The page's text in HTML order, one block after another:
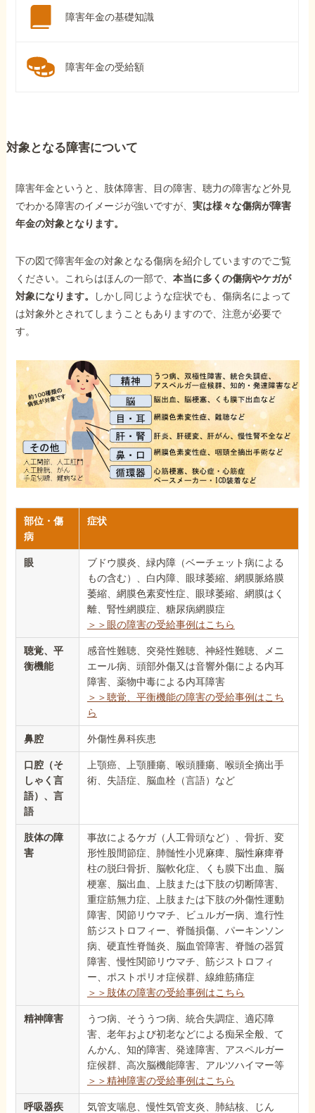
障害年金の基礎知識
障害年金の受給額
対象となる障害について
障害年金というと、肢体障害、目の障害、聴力の障害など外見
でわかる障害のイメージが強いですが、実は様々な傷病が障害
年金の対象となります。
下の図で障害年金の対象となる傷病を紹介していますのでご覧
ください。これらはほんの一部で、本当に多くの傷病やケガが
対象になります。
しかし同じような症状でも、傷病名によって
は対象外とされてしまうこともありますので、注意が必要で
す。
部位・傷
病
症状
眼
ブドウ膜炎、緑内障（ベーチェット病による
もの含む）、白内障、眼球萎縮、網膜脈絡膜
萎縮、網膜色素変性症、眼球萎縮、網膜はく
離、腎性網膜症、糖尿病網膜症
＞＞眼の障害の受給事例はこちら
聴覚、平
衡機能
感音性難聴、突発性難聴、神経性難聴、メニ
エール病、頭部外傷又は音響外傷による内耳
障害、薬物中毒による内耳障害
＞＞聴覚、平衡機能の障害の受給事例はこち
ら
鼻腔 外傷性鼻科疾患
口腔（そ
しゃく言
語）、言
語
上顎癌、上顎腫瘍、喉頭腫瘍、喉頭全摘出手
術、失語症、脳血栓（言語）など
肢体の障
害
事故によるケガ（人工骨頭など）、骨折、変
形性股間節症、肺髄性小児麻痺、脳性麻痺脊
柱の脱臼骨折、脳軟化症、くも膜下出血、脳
梗塞、脳出血、上肢または下肢の切断障害、
重症筋無力症、上肢または下肢の外傷性運動
障害、関節リウマチ、ビュルガー病、進行性
筋ジストロフィー、脊髄損傷、パーキンソン
病、硬直性脊髄炎、脳血管障害、脊髄の器質
障害、慢性関節リウマチ、筋ジストロフィ
ー、ポストポリオ症候群、線維筋痛症
＞＞肢体の障害の受給事例はこちら
精神障害
うつ病、そううつ病、統合失調症、適応障
害、老年および初老などによる痴呆全般、て
んかん、知的障害、発達障害、アスペルガー
症候群、高次脳機能障害、アルツハイマー等
＞＞精神障害の受給事例はこちら
呼吸器疾
気管支喘息、慢性気管支炎、肺結核、じん